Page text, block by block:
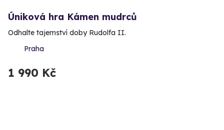
Úniková hra Kámen mudrců
Odhalte tajemství doby Rudolfa II.
Praha
1 990 Kč